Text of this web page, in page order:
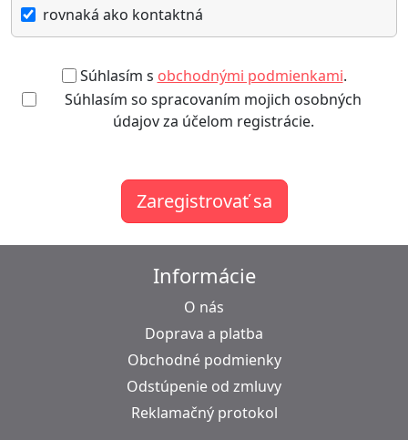
rovnaká ako kontaktná
Súhlasím s obchodnými podmienkami.
Súhlasím so spracovaním mojich osobných
údajov za účelom registrácie.
Zaregistrovať sa
Informácie
O nás
Doprava a platba
Obchodné podmienky
Odstúpenie od zmluvy
Reklamačný protokol